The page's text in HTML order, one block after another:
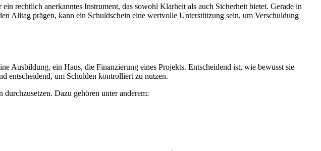
rechtlich anerkanntes Instrument, das sowohl Klarheit als auch Sicherheit bietet. Gerade in
Alltag prägen, kann ein Schuldschein eine wertvolle Unterstützung sein, um Verschuldung
Ausbildung, ein Haus, die Finanzierung eines Projekts. Entscheidend ist, wie bewusst sie
entscheidend, um Schulden kontrolliert zu nutzen.
durchzusetzen. Dazu gehören unter anderem: